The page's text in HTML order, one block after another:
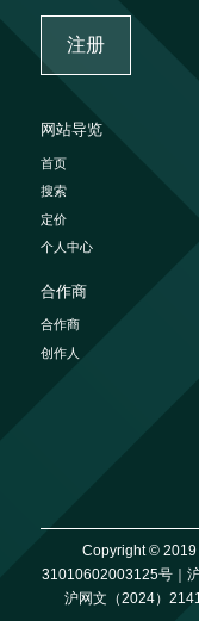
注册
网站导览
首页
搜索
定价
个人中心
合作商
合作商
创作人
Copyright ©
31010602003125号｜
沪网文（2024）